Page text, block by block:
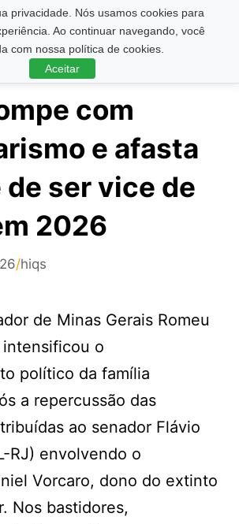
privacidade. Nós usamos cookies para
Ao continuar navegando, você
com nossa política de cookies.
Aceitar
com
e afasta
ser vice de
2026
/hiqs
de Minas Gerais Romeu
o
político da família
a repercussão das
ao senador Flávio
RJ) envolvendo o
Vorcaro, dono do extinto
Nos bastidores,